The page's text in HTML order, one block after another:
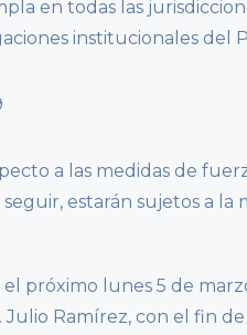
en todas las
institucionales del
a las medidas de
seguir, estarán sujetos a
próximo lunes 5 de
Ramírez, con el fin